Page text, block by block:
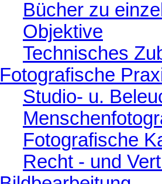
Bücher zu
Objektive
Technisches
Fotografische
Studio- u.
Fotografische
Recht - und